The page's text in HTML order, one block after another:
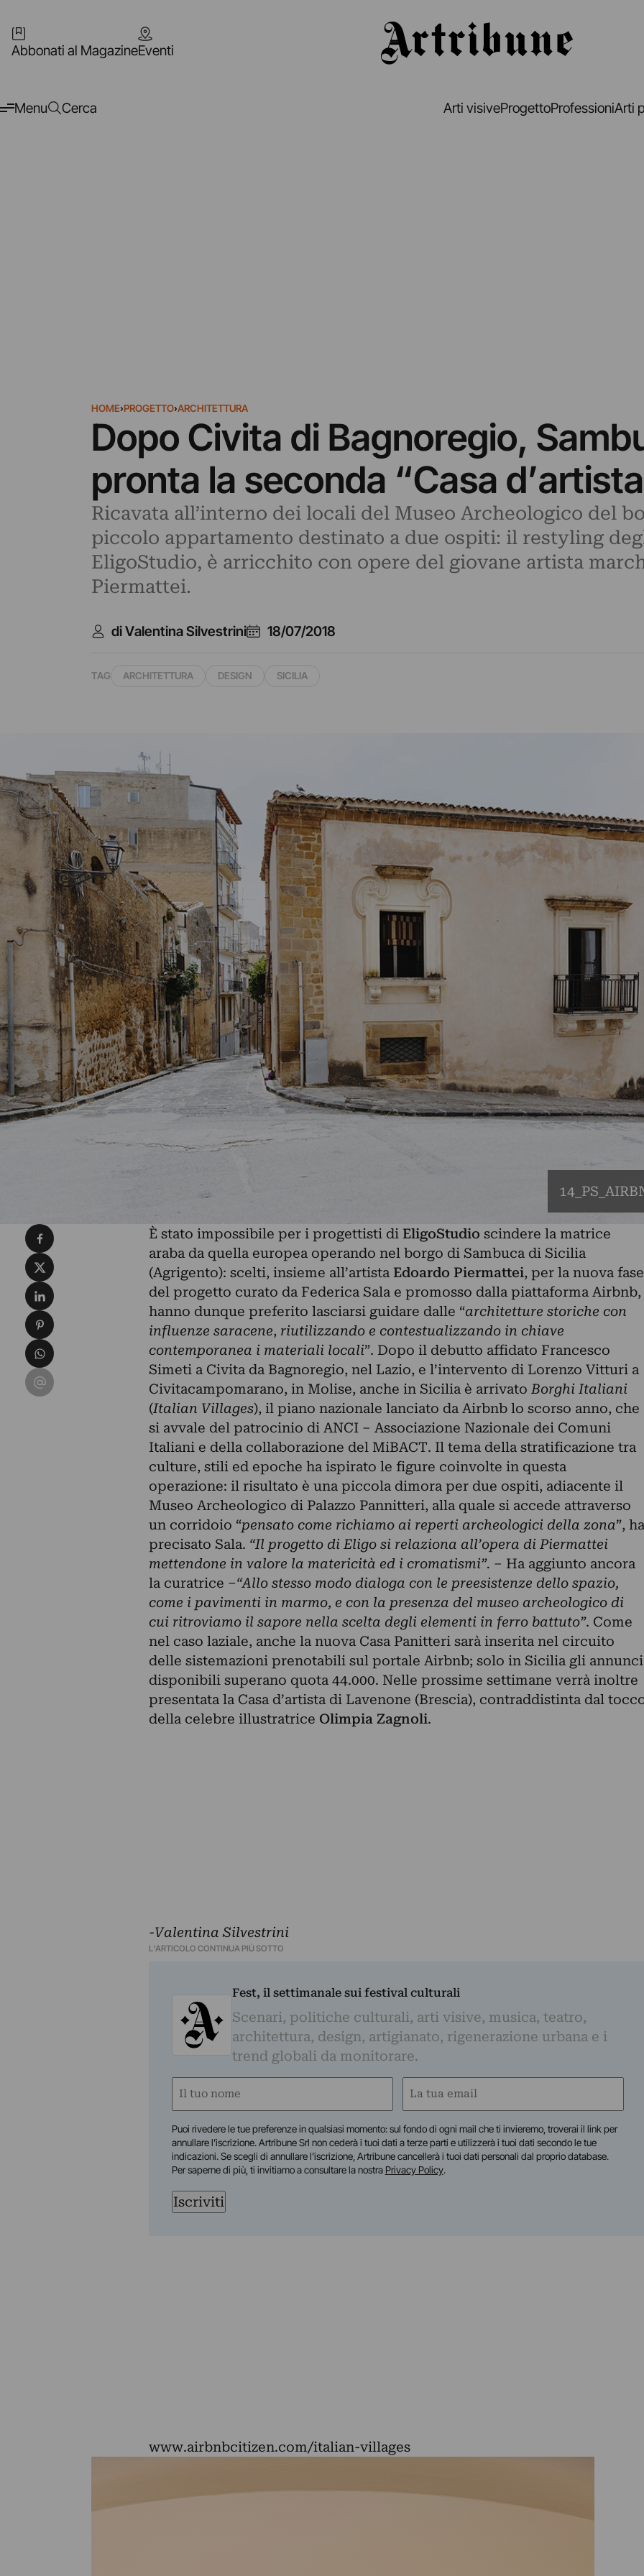
Abbonati al MagazineEventi
Menu Cerca Arti visiveProgettoProfessioniArti
HOME›PROGETTO›ARCHITETTURA
Dopo Civita di Bagnoregio,
pronta la seconda “Casa
Ricavata all’interno dei locali del Museo Archeologico del
piccolo appartamento destinato a due ospiti: il restyling
EligoStudio, è arricchito con opere del giovane artista
Piermattei.
di Valentina Silvestrini 18/07/2018
TAG ARCHITETTURA DESIGN SICILIA
È stato impossibile per i progettisti di EligoStudio scindere la matrice
araba da quella europea operando nel borgo di Sambuca di Sicilia
(Agrigento): scelti, insieme all’artista Edoardo Piermattei, per la nuova fase
del progetto curato da Federica Sala e promosso dalla piattaforma Airbnb,
hanno dunque preferito lasciarsi guidare dalle “architetture storiche con
influenze saracene, riutilizzando e contestualizzando in chiave
contemporanea i materiali locali”. Dopo il debutto affidato Francesco
Simeti a Civita da Bagnoregio, nel Lazio, e l’intervento di Lorenzo Vitturi a
Civitacampomarano, in Molise, anche in Sicilia è arrivato Borghi Italiani
(Italian Villages), il piano nazionale lanciato da Airbnb lo scorso anno, che
si avvale del patrocinio di ANCI – Associazione Nazionale dei Comuni
Italiani e della collaborazione del MiBACT. Il tema della stratificazione tra
culture, stili ed epoche ha ispirato le figure coinvolte in questa
operazione: il risultato è una piccola dimora per due ospiti, adiacente il
Museo Archeologico di Palazzo Pannitteri, alla quale si accede attraverso
un corridoio “pensato come richiamo ai reperti archeologici della zona”, ha
precisato Sala. “Il progetto di Eligo si relaziona all’opera di Piermattei
mettendone in valore la matericità ed i cromatismi”. – Ha aggiunto ancora
la curatrice –“Allo stesso modo dialoga con le preesistenze dello spazio,
come i pavimenti in marmo, e con la presenza del museo archeologico di
cui ritroviamo il sapore nella scelta degli elementi in ferro battuto”. Come
nel caso laziale, anche la nuova Casa Panitteri sarà inserita nel circuito
delle sistemazioni prenotabili sul portale Airbnb; solo in Sicilia gli annunci
disponibili superano quota 44.000. Nelle prossime settimane verrà inoltre
presentata la Casa d’artista di Lavenone (Brescia), contraddistinta dal
della celebre illustratrice Olimpia Zagnoli.
-Valentina Silvestrini
L'ARTICOLO CONTINUA PIÙ SOTTO
Fest, il settimanale sui festival culturali
Scenari, politiche culturali, arti visive, musica, teatro,
architettura, design, artigianato, rigenerazione urbana e i
trend globali da monitorare.
Nome
Email
Puoi rivedere le tue preferenze in qualsiasi momento: sul fondo di ogni mail che ti invieremo, troverai il link per
annullare l’iscrizione. Artribune Srl non cederà i tuoi dati a terze parti e utilizzerà i tuoi dati secondo le tue
indicazioni. Se scegli di annullare l’iscrizione, Artribune cancellerà i tuoi dati personali dal proprio database.
Per saperne di più, ti invitiamo a consultare la nostra Privacy Policy.
Iscriviti
www.airbnbcitizen.com/italian-villages
Condividi su Facebook
Condividi su X
Condividi su LinkedIn
Condividi su Pinterest
Condividi su WhatsApp
Condividi su Email